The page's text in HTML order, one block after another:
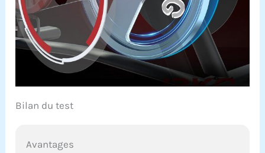
Bilan du test
Avantages